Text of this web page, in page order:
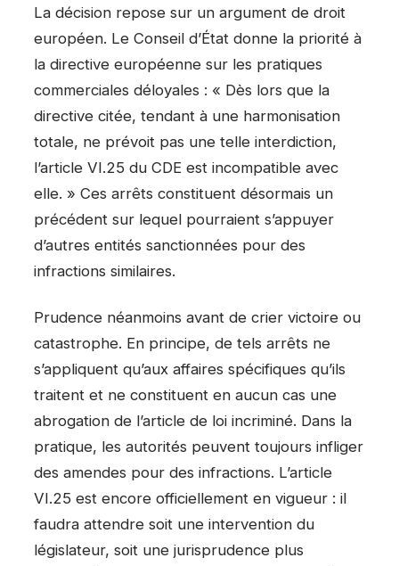
La décision repose sur un argument de droit
européen. Le Conseil d’État donne la priorité à
la directive européenne sur les pratiques
commerciales déloyales : « Dès lors que la
directive citée, tendant à une harmonisation
totale, ne prévoit pas une telle interdiction,
l’article VI.25 du CDE est incompatible avec
elle. » Ces arrêts constituent désormais un
précédent sur lequel pourraient s’appuyer
d’autres entités sanctionnées pour des
infractions similaires.
Prudence néanmoins avant de crier victoire ou
catastrophe. En principe, de tels arrêts ne
s’appliquent qu’aux affaires spécifiques qu’ils
traitent et ne constituent en aucun cas une
abrogation de l’article de loi incriminé. Dans la
pratique, les autorités peuvent toujours infliger
des amendes pour des infractions. L’article
VI.25 est encore officiellement en vigueur : il
faudra attendre soit une intervention du
législateur, soit une jurisprudence plus